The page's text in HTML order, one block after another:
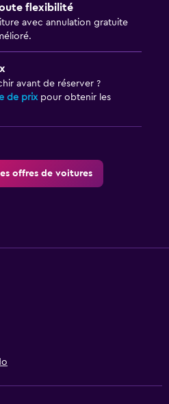
flexibilité
avec annulation gratuite
avant de réserver ?
de prixpour obtenir les
offres de voitures